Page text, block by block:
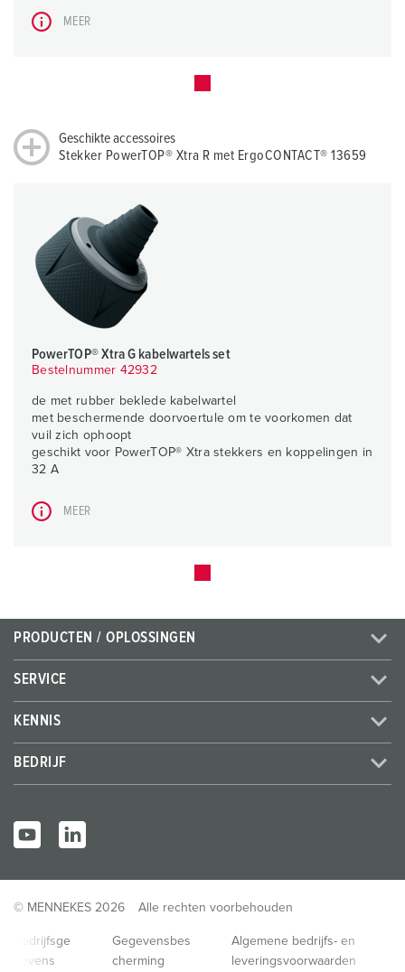
MEER
Geschikte accessoires
Stekker PowerTOP® Xtra R met ErgoCONTACT® 13659
PowerTOP® Xtra G kabelwartels set
Bestelnummer 42932
de met rubber beklede kabelwartel
met beschermende doorvoertule om te voorkomen dat
vuil zich ophoopt
geschikt voor PowerTOP® Xtra stekkers en koppelingen in
32 A
MEER
PRODUCTEN / OPLOSSINGEN
SERVICE
KENNIS
BEDRIJF
© MENNEKES 2026 Alle rechten voorbehouden
Bedrijfsge
gevens
Gegevensbes
cherming
Algemene bedrijfs- en
leveringsvoorwaarden